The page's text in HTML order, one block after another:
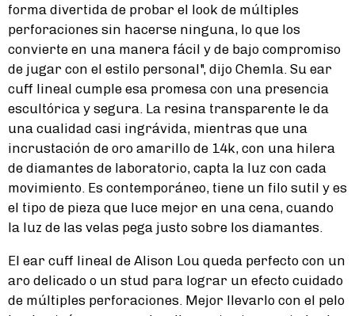
forma divertida de probar el look de múltiples
perforaciones sin hacerse ninguna, lo que los
convierte en una manera fácil y de bajo compromiso
de jugar con el estilo personal", dijo Chemla. Su ear
cuff lineal cumple esa promesa con una presencia
escultórica y segura. La resina transparente le da
una cualidad casi ingrávida, mientras que una
incrustación de oro amarillo de 14k, con una hilera
de diamantes de laboratorio, capta la luz con cada
movimiento. Es contemporáneo, tiene un filo sutil y es
el tipo de pieza que luce mejor en una cena, cuando
la luz de las velas pega justo sobre los diamantes.
El ear cuff lineal de Alison Lou queda perfecto con un
aro delicado o un stud para lograr un efecto cuidado
de múltiples perforaciones. Mejor llevarlo con el pelo